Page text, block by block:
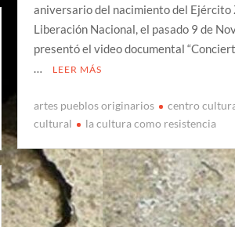
aniversario del nacimiento del Ejército
Liberación Nacional, el pasado 9 de
presentó el video documental
…
LEER MÁS
artes pueblos originarios centro
cultural
la cultura como resistencia